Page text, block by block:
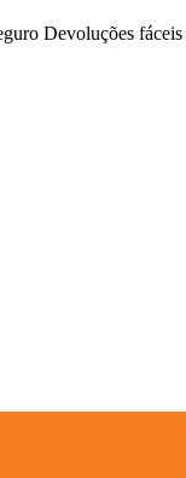
Devoluções fáceis